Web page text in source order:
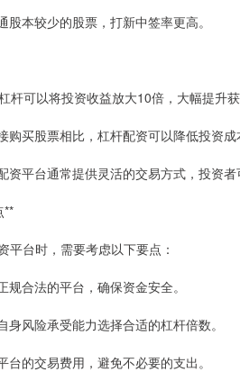
股本较少的股票，打新中签率更高。
杆可以将投资收益放大10倍，大幅提升获
购买股票相比，杠杆配资可以降低投资成
资平台通常提供灵活的交易方式，投资者
**
平台时，需要考虑以下要点：
规合法的平台，确保资金安全。
身风险承受能力选择合适的杠杆倍数。
台的交易费用，避免不必要的支出。